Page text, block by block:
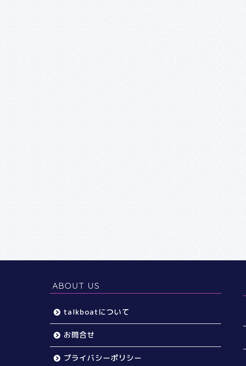
ABOUT US
talkboatについて
お問合せ
プライバシーポリシー